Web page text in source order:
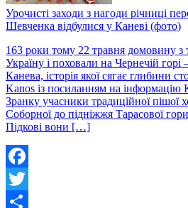
Урочисті заходи з нагоди річниці
Шевченка відбулися у Каневі (фото)
163 роки тому 22 травня домовину з
Україну і поховали на Чернечій горі
Канева, історія якої сягає глибини
Kanos із посиланням на інформацію
Зранку учасники традиційної пішої
Соборної до підніжжя Тарасової
Підкові вони […]
Facebook
Twitter